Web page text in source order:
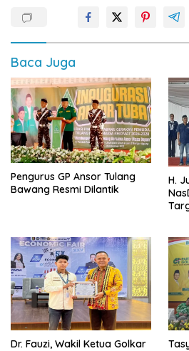
Baca Juga
Pengurus GP Ansor Tulang
Bawang Resmi Dilantik
H.
Dr. Fauzi, Wakil Ketua Golkar